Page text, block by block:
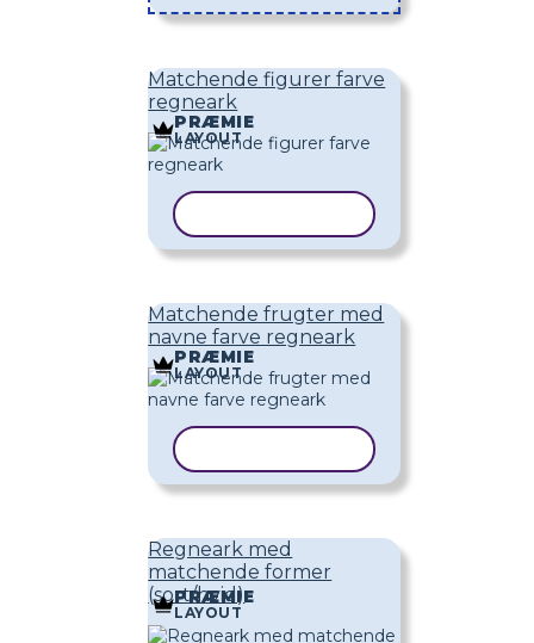
Matchende figurer farve
regneark
PRÆMIE
LAYOUT
Matchende frugter med
navne farve regneark
PRÆMIE
LAYOUT
Regneark med
matchende former
(sort/hvid)
PRÆMIE
LAYOUT